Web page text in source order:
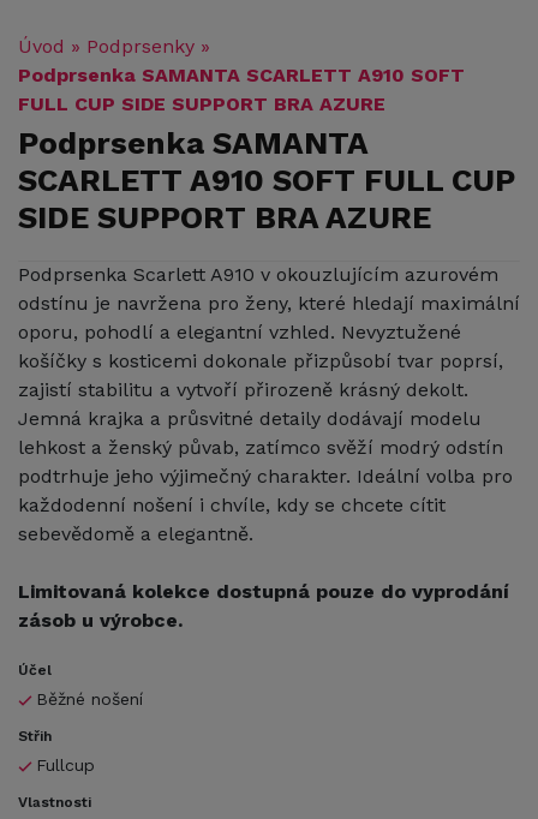
Úvod » Podprsenky »
Podprsenka SAMANTA SCARLETT A910 SOFT
FULL CUP SIDE SUPPORT BRA AZURE
Podprsenka SAMANTA
SCARLETT A910 SOFT FULL CUP
SIDE SUPPORT BRA AZURE
Podprsenka Scarlett A910 v okouzlujícím azurovém
odstínu je navržena pro ženy, které hledají maximální
oporu, pohodlí a elegantní vzhled. Nevyztužené
košíčky s kosticemi dokonale přizpůsobí tvar poprsí,
zajistí stabilitu a vytvoří přirozeně krásný dekolt.
Jemná krajka a průsvitné detaily dodávají modelu
lehkost a ženský půvab, zatímco svěží modrý odstín
podtrhuje jeho výjimečný charakter. Ideální volba pro
každodenní nošení i chvíle, kdy se chcete cítit
sebevědomě a elegantně.
Limitovaná kolekce dostupná pouze do vyprodání
zásob u výrobce.
Účel
Běžné nošení
Střih
Fullcup
Vlastnosti